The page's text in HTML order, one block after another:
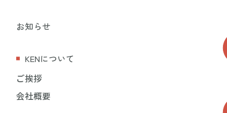
お知らせ
KENについて
ご挨拶
会社概要